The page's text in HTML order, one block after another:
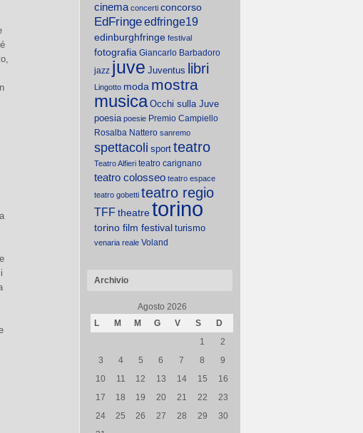
cinema concerti concorso
EdFringeedfringe19
edinburghfringe festival
fotografia Giancarlo Barbadoro
jazz juve Juventus libri
Lingotto moda mostra
musica Occhi sulla Juve
poesia poesie Premio Campiello
Rosalba Nattero sanremo
spettacoli sport teatro
Teatro Alfieri teatro carignano
teatro colosseo teatro espace
teatro gobetti teatro regio
TFFtheatretorino
torino film festival turismo
venaria reale Voland
Archivio
Agosto 2026
L
M M G V S
D
1
2
3
4 5 6 7 8
9
10
11 12 13 14 15
16
17
18 19 20 21 22
23
24
25 26 27 28 29
30